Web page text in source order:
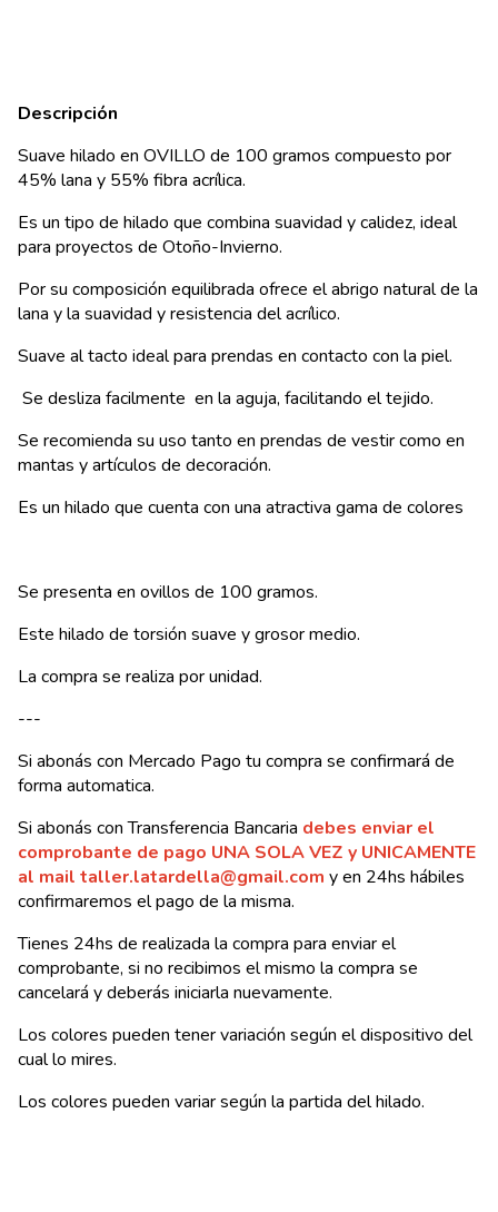
Descripción
Suave hilado en OVILLO de 100 gramos compuesto por
45% lana y 55% fibra acrílica.
Es un tipo de hilado que combina suavidad y calidez, ideal
para proyectos de Otoño-Invierno.
Por su composición equilibrada ofrece el abrigo natural de la
lana y la suavidad y resistencia del acrílico.
Suave al tacto ideal para prendas en contacto con la piel.
Se desliza facilmente en la aguja, facilitando el tejido.
Se recomienda su uso tanto en prendas de vestir como en
mantas y artículos de decoración.
Es un hilado que cuenta con una atractiva gama de colores
Se presenta en ovillos de 100 gramos.
Este hilado de torsión suave y grosor medio.
La compra se realiza por unidad.
---
Si abonás con Mercado Pago tu compra se confirmará de
forma automatica.
Si abonás con Transferencia Bancaria debes enviar el
comprobante de pago UNA SOLA VEZ y UNICAMENTE
al mail taller.latardella@gmail.com y en 24hs hábiles
confirmaremos el pago de la misma.
Tienes 24hs de realizada la compra para enviar el
comprobante, si no recibimos el mismo la compra se
cancelará y deberás iniciarla nuevamente.
Los colores pueden tener variación según el dispositivo del
cual lo mires.
Los colores pueden variar según la partida del hilado.